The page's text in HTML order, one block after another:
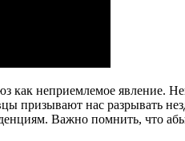
как неприемлемое явление.
призывают нас разрывать
Важно помнить, что